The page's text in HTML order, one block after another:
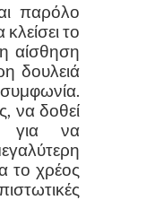
παρόλο
το
αίσθηση
δουλειά
να δοθεί
για να
το χρέος